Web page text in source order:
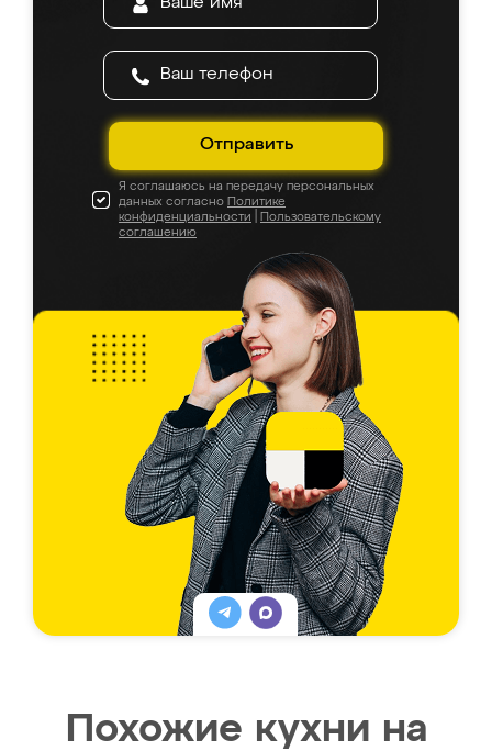
Отправить
Я соглашаюсь на передачу персональных
данных согласно Политике
конфиденциальности
Пользовательскому
соглашению
Похожие кухни на